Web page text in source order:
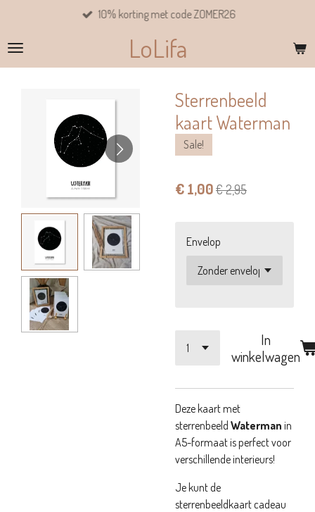
naar
de
LoLifa
10% korting met code ZOMER26
Sterrenbeeld
kaart Waterman
Sale!
€ 1,00€ 2,95
Envelop
In
winkelwagen
Deze kaart met
sterrenbeeld Waterman in
A5-formaat is perfect voor
verschillende interieurs!
Je kunt de
sterrenbeeldkaart cadeau